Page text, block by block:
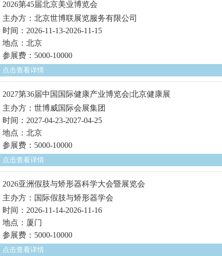
2026第45届北京美业博览会
主办方：北京世博联展览服务有限公司
时间：2026-11-13-2026-11-15
地点：北京
参展费：5000-10000
点击查看详情
2027第36届中国国际健康产业博览会|北京健康展
主办方：世博威国际会展集团
时间：2027-04-23-2027-04-25
地点：北京
参展费：5000-10000
点击查看详情
2026亚洲假肢与矫形器科学大会暨展览会
主办方：国际假肢与矫形器学会
时间：2026-11-14-2026-11-16
地点：厦门
参展费：5000-10000
点击查看详情